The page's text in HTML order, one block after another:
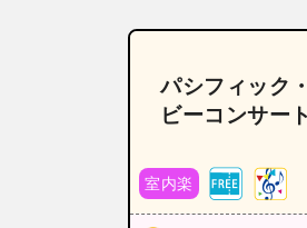
パシフィック
ビーコンサート
室内楽